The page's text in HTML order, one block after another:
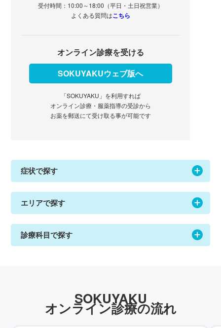
受付時間：10:00～18:00（平日・土日祝営業）
よくある質問はこちら
オンライン診療を受ける
SOKUYAKUウェブ版へ
「SOKUYAKU」を利用すれば
オンライン診療・服薬指導の受診から
お薬を郵送にて受け取る事が可能です
症状で探す
エリアで探す
診療科目で探す
SOKUYAKU
オンライン診療の流れ